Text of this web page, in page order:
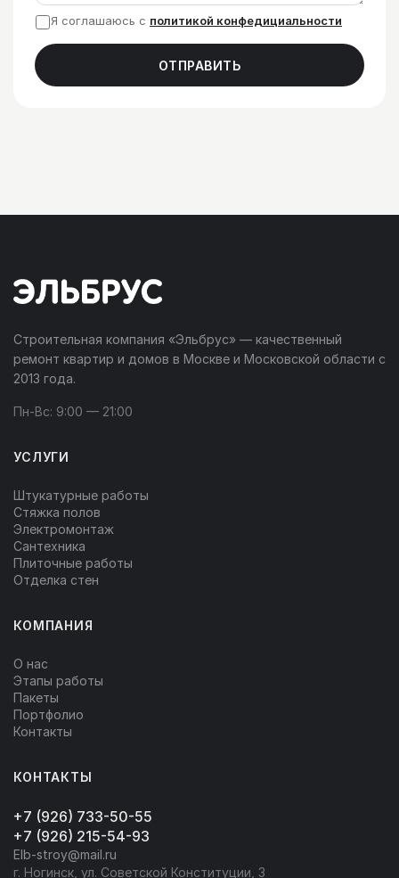
Я соглашаюсь с политикой конфедициальности
ОТПРАВИТЬ
Строительная компания «Эльбрус» — качественный
ремонт квартир и домов в Москве и Московской области с
2013 года.
Пн-Вс: 9:00 — 21:00
УСЛУГИ
Штукатурные работы
Стяжка полов
Электромонтаж
Сантехника
Плиточные работы
Отделка стен
КОМПАНИЯ
О нас
Этапы работы
Пакеты
Портфолио
Контакты
КОНТАКТЫ
+7 (926) 733-50-55
+7 (926) 215-54-93
Elb-stroy@mail.ru
г. Ногинск, ул. Советской Конституции, 3